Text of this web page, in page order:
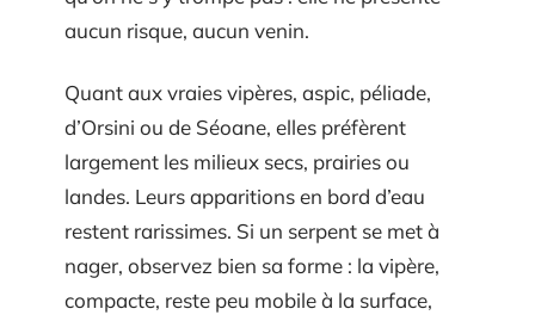
aucun risque, aucun venin.
Quant aux vraies vipères, aspic, péliade,
d’Orsini ou de Séoane, elles préfèrent
largement les milieux secs, prairies ou
landes. Leurs apparitions en bord d’eau
restent rarissimes. Si un serpent se met à
nager, observez bien sa forme : la vipère,
compacte, reste peu mobile à la surface,